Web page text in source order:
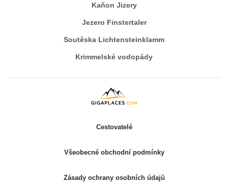
Kaňon Jizery
Jezero Finstertaler
Soutěska Lichtensteinklamm
Krimmelské vodopády
Cestovatelé
Všeobecné obchodní podmínky
Zásady ochrany osobních údajů